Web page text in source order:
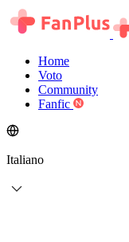
Home
Voto
Community
Fanfic
Italiano